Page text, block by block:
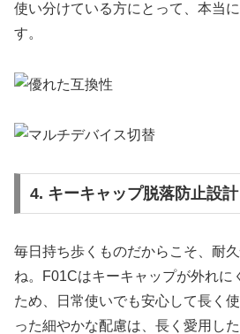
使い分けている方にとって、本当
す。
4. キーキャップ脱落防止設計
毎日持ち歩くものだからこそ、耐
ね。F01Cはキーキャップが外れに
ため、日常使いでも安心して長く
った細やかな配慮は、長く愛用し